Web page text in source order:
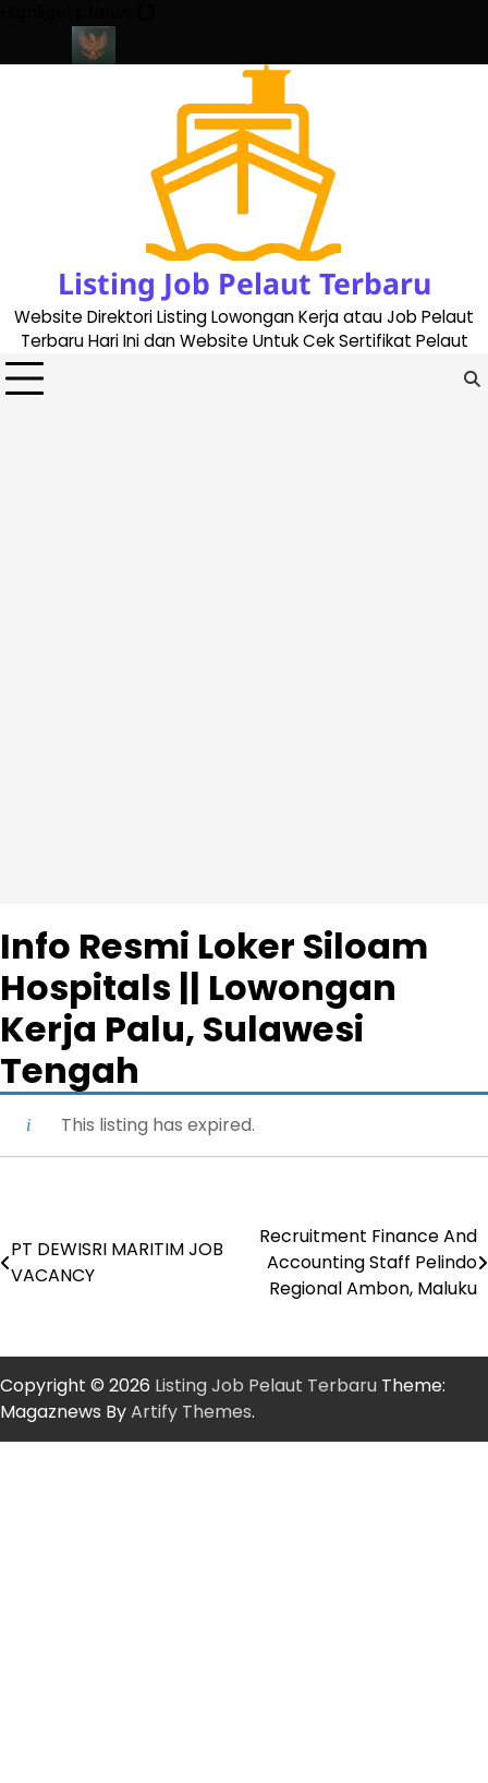
content
Listing Job Pelaut Terbaru
Website Direktori Listing Lowongan Kerja atau Job Pelaut
Terbaru Hari Ini dan Website Untuk Cek Sertifikat Pelaut
Info Resmi Loker Siloam
Hospitals || Lowongan
Kerja Palu, Sulawesi
Tengah
This listing has expired.
Post
navigation
PT DEWISRI MARITIM JOB
VACANCY
Recruitment Finance And
Accounting Staff Pelindo
Regional Ambon, Maluku
Copyright © 2026 Listing Job Pelaut Terbaru Theme:
Magaznews ByArtify Themes.